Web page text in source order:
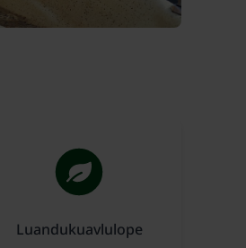
Luandukuavlulope